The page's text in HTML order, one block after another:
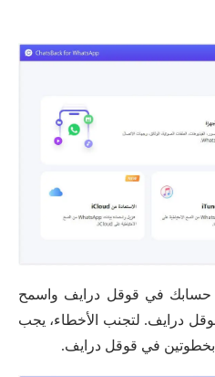
إلى حسابك في قوقل درايف واسمح
درايف. لتجنب الأخطاء، يجب
بخطوتين في قوقل درايف.